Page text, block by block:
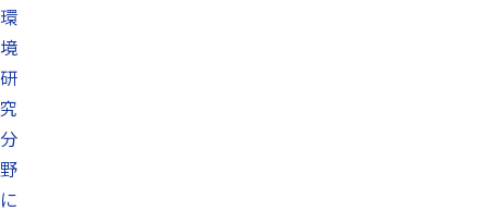
環
境
研
究
分
野
に